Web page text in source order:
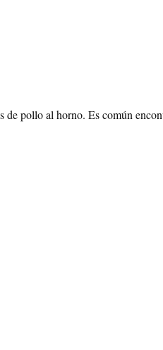
pollo al horno. Es común